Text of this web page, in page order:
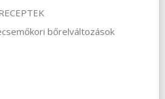
bőrelváltozások